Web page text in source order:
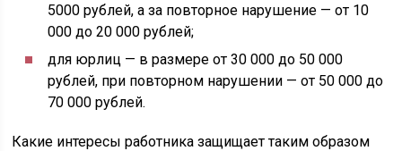
5000 рублей, а за повторное нарушение — от 10
000 до 20 000 рублей;
для юрлиц — в размере от 30 000 до 50 000
рублей, при повторном нарушении — от 50 000 до
70 000 рублей.
Какие интересы работника защищает таким образом